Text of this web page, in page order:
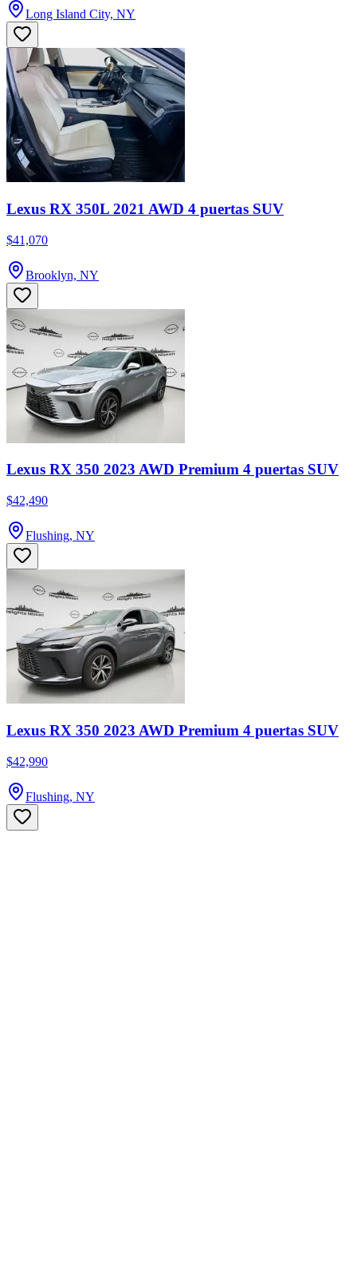
Long Island City, NY
Lexus RX 350L 2021 AWD 4 puertas SUV
$41,070
Brooklyn, NY
Lexus RX 350 2023 AWD Premium 4 puertas SUV
$42,490
Flushing, NY
Lexus RX 350 2023 AWD Premium 4 puertas SUV
$42,990
Flushing, NY